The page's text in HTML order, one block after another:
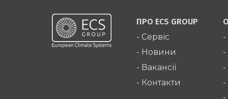
ПРО ECS GROUP
- Сервіс
- Новини
- Вакансії
- Контакти
-
-
-
-